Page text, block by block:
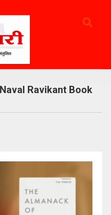
Ravikant Book